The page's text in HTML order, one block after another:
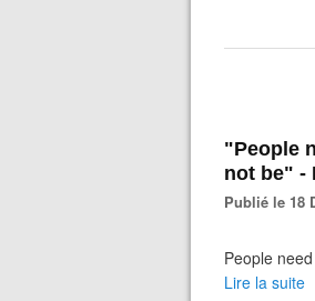
"People
not be" -
Publié le 18
People
Lire la suite